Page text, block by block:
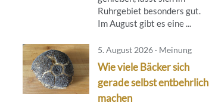
Ruhrgebiet besonders gut.
Im August gibt es eine ...
5. August 2026 · Meinung
Wie viele Bäcker sich
gerade selbst entbehrlich
machen